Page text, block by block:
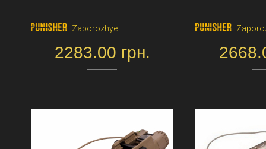
Zaporozhye
2283.00 грн.